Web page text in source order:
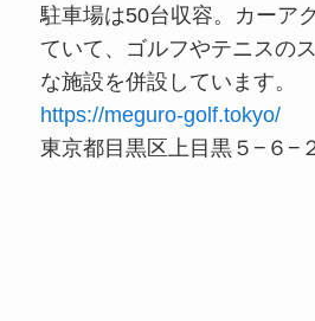
駐車場は50台収容。カーア
ていて、ゴルフやテニスの
な施設を併設しています。
https://meguro-golf.tokyo/
東京都目黒区上目黒５−６−